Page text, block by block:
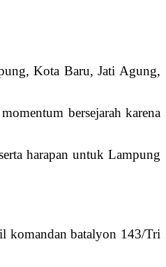
Kota Baru, Jati Agung,
bersejarah karena
harapan untuk Lampung
komandan batalyon 143/Tri